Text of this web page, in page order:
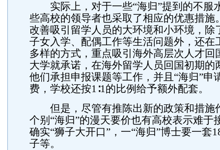
实际上，对于一些“海归”提到的不服
些高校的领导者也采取了相应的优惠措施
改善吸引留学人员的大环境和小环境，除
子女入学、配偶工作等生活问题外，还在
多样的方式，重点吸引海外高层次人才回
大学就承诺，在海外留学人员回国初期的
他们承担申报课题等工作，并且“海归”申
费，学校还按1∶1的比例给予额外配套。
但是，尽管有推陈出新的政策和措施
个别“海归”的漫天要价也有高校表示难于
确实“狮子大开口”，一“海归”博士要一套
子等。